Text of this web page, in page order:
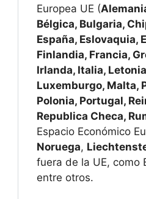
Europea UE (
Bélgica, Bulgaria,
España, Eslovaquia,
Finlandia, Francia,
Irlanda, Italia,
Luxemburgo, Malta,
Polonia, Portugal,
Republica Checa,
Espacio Económico
Noruega,
fuera de la UE, como
entre otros.